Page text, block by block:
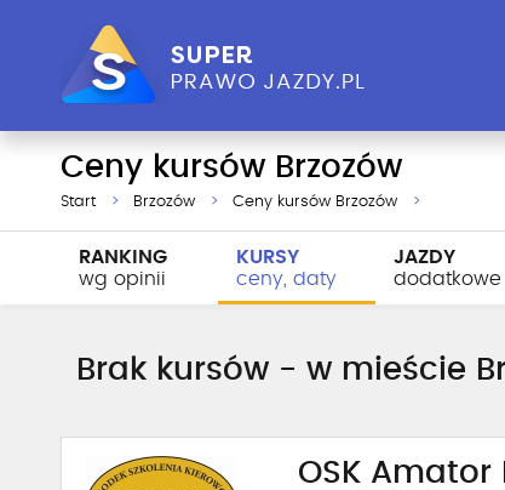
Ceny kursów Brzozów
Start Brzozów Ceny kursów Brzozów
RANKING
wg opinii
KURSY
ceny, daty
JAZDY
dodatkowe
Brak kursów - w mieście
OSK Amator